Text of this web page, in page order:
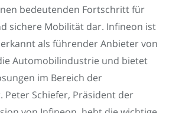
bedeutenden Fortschritt für
sichere Mobilität dar. Infineon ist
als führender Anbieter von
Automobilindustrie und bietet
im Bereich der
Peter Schiefer, Präsident der